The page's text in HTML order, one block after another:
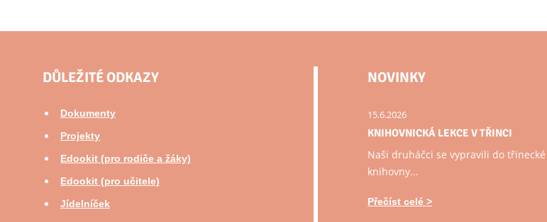
DŮLEŽITÉ ODKAZY
Dokumenty
Projekty
Edookit (pro rodiče a žáky)
Edookit (pro učitele)
Jídelníček
NOVINKY
15.6.2026
KNIHOVNICKÁ LEKCE V TŘINCI
Naši druháčci se vypravili do třinecké
knihovny...
Přečíst celé